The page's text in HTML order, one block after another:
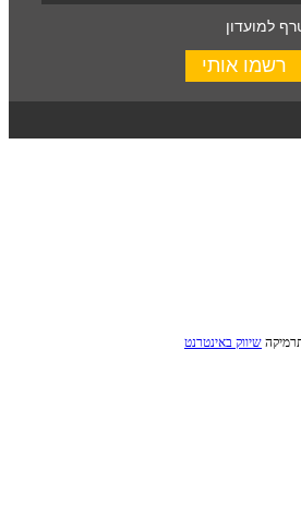
שיווק באינטרנט